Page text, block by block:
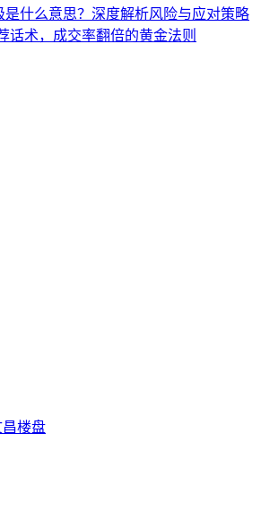
是什么意思？深度解析风险与应对策略
话术，成交率翻倍的黄金法则
昌楼盘